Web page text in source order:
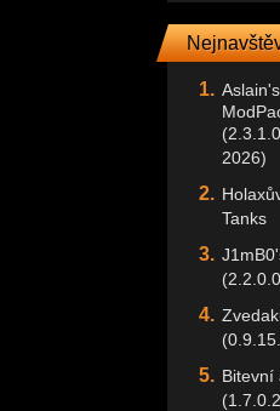
2026)
Tanks
Bitevní